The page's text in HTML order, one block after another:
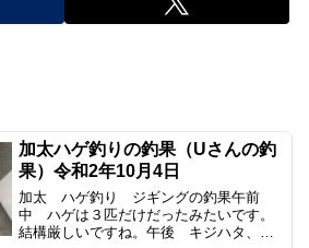
加太ハゲ釣りの釣果（Uさんの釣
果）令和2年10月4日
加太 ハゲ釣り ジギングの釣果午前
中 ハゲは３匹だけだったみたいです。
結構厳しいですね。午後 キジハタ、真